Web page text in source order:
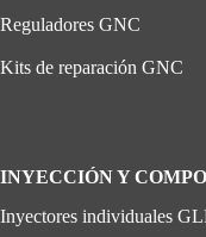
Reguladores GNC
Kits de reparación GNC
INYECCIÓN Y
Inyectores individuales